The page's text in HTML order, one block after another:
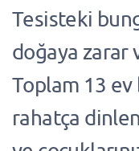
Tesisteki
doğaya zarar
Toplam 13 ev
rahatça